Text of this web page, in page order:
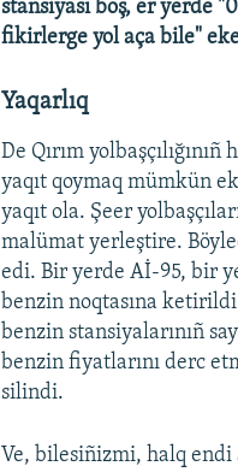
stansiyası boş, er yerde
fikirlerge yol aça bile"
Yaqarlıq
De Qırım
yaqıt qoymaq mümkün
yaqıt ola. Şeer
malümat yerleştire.
edi. Bir yerde Aİ-95, bir
benzin noqtasına
benzin stansiyalarınıñ
benzin fiyatlarını derc
silindi.
Ve, bilesiñizmi, halq endi